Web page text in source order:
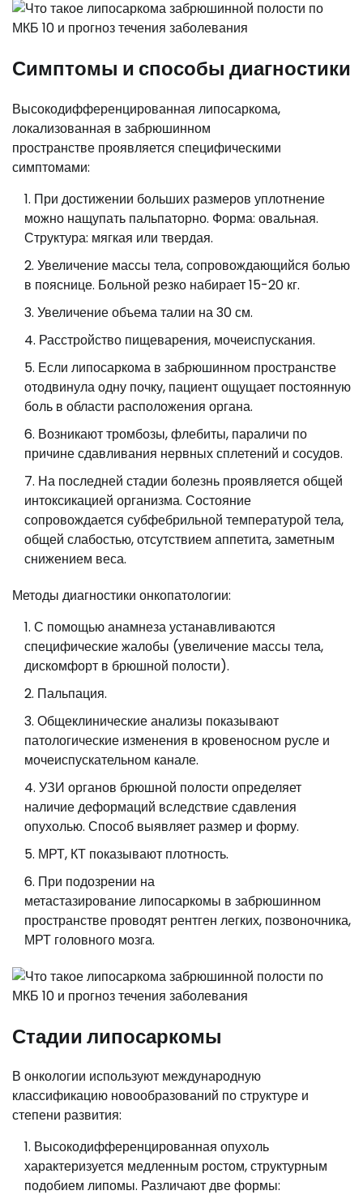
Симптомы и способы диагностики
Высокодифференцированная липосаркома,
локализованная в забрюшинном
пространстве проявляется специфическими
симптомами:
При достижении больших размеров уплотнение
можно нащупать пальпаторно. Форма: овальная.
Структура: мягкая или твердая.
Увеличение массы тела, сопровождающийся болью
в пояснице. Больной резко набирает 15-20 кг.
Увеличение объема талии на 30 см.
Расстройство пищеварения, мочеиспускания.
Если липосаркома в забрюшинном пространстве
отодвинула одну почку, пациент ощущает постоянную
боль в области расположения органа.
Возникают тромбозы, флебиты, параличи по
причине сдавливания нервных сплетений и сосудов.
На последней стадии болезнь проявляется общей
интоксикацией организма. Состояние
сопровождается субфебрильной температурой тела,
общей слабостью, отсутствием аппетита, заметным
снижением веса.
Методы диагностики онкопатологии:
С помощью анамнеза устанавливаются
специфические жалобы (увеличение массы тела,
дискомфорт в брюшной полости).
Пальпация.
Общеклинические анализы показывают
патологические изменения в кровеносном русле и
мочеиспускательном канале.
УЗИ органов брюшной полости определяет
наличие деформаций вследствие сдавления
опухолью. Способ выявляет размер и форму.
МРТ, КТ показывают плотность.
При подозрении на
метастазирование липосаркомы в забрюшинном
пространстве проводят рентген легких, позвоночника,
МРТ головного мозга.
Стадии липосаркомы
В онкологии используют международную
классификацию новообразований по структуре и
степени развития:
Высокодифференцированная опухоль
характеризуется медленным ростом, структурным
подобием липомы. Различают две формы: